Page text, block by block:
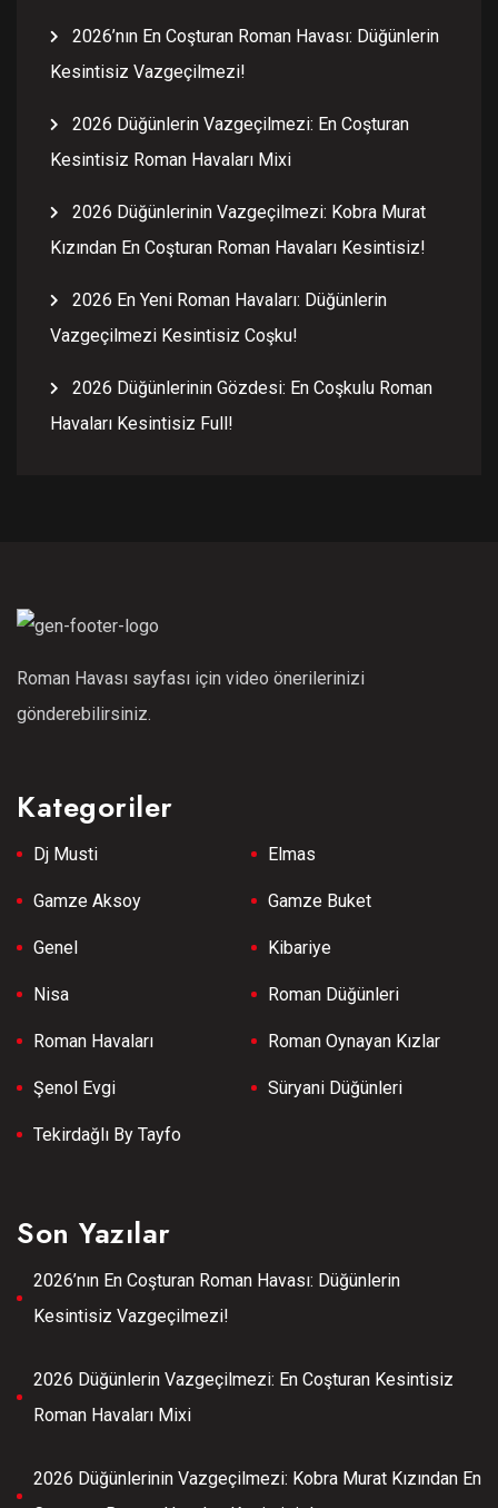
2026’nın En Coşturan Roman Havası: Düğünlerin
Kesintisiz Vazgeçilmezi!
2026 Düğünlerin Vazgeçilmezi: En Coşturan
Kesintisiz Roman Havaları Mixi
2026 Düğünlerinin Vazgeçilmezi: Kobra Murat
Kızından En Coşturan Roman Havaları Kesintisiz!
2026 En Yeni Roman Havaları: Düğünlerin
Vazgeçilmezi Kesintisiz Coşku!
2026 Düğünlerinin Gözdesi: En Coşkulu Roman
Havaları Kesintisiz Full!
Roman Havası sayfası için video önerilerinizi
gönderebilirsiniz.
Kategoriler
Dj Musti Elmas
Gamze Aksoy Gamze Buket
Genel Kibariye
Nisa Roman Düğünleri
Roman Havaları Roman Oynayan Kızlar
Şenol Evgi Süryani Düğünleri
Tekirdağlı By Tayfo
Son Yazılar
2026’nın En Coşturan Roman Havası: Düğünlerin
Kesintisiz Vazgeçilmezi!
2026 Düğünlerin Vazgeçilmezi: En Coşturan Kesintisiz
Roman Havaları Mixi
2026 Düğünlerinin Vazgeçilmezi: Kobra Murat Kızından En